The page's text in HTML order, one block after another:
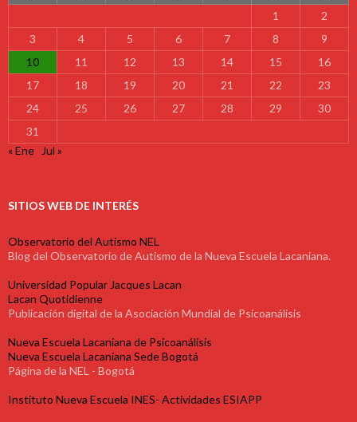
1
2
3
4 5 6 7 8
9
10
11 12 13 14 15
16
17
18 19 20 21 22
23
24
25 26 27 28 29
30
31
« Ene
Jul »
SITIOS WEB DE INTERÉS
Observatorio del Autismo NEL
Blog del Observatorio de Autismo de la Nueva Escuela Lacaniana.
Universidad Popular Jacques Lacan
Lacan Quotidienne
Publicación digital de la Asociación Mundial de Psicoanálisis
Nueva Escuela Lacaniana de Psicoanálisis
Nueva Escuela Lacaniana Sede Bogotá
Página de la NEL - Bogotá
Instituto Nueva Escuela INES- Actividades ESIAPP